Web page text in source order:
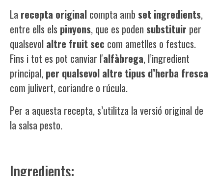
La recepta original compta amb set ingredients,
entre ells els pinyons, que es poden substituir per
qualsevol altre fruit sec com ametlles o festucs.
Fins i tot es pot canviar l'alfàbrega, l’ingredient
principal, per qualsevol altre tipus d’herba fresca
com julivert, coriandre o rúcula.
Per a aquesta recepta, s’utilitza la versió original de
la salsa pesto.
Ingredients: